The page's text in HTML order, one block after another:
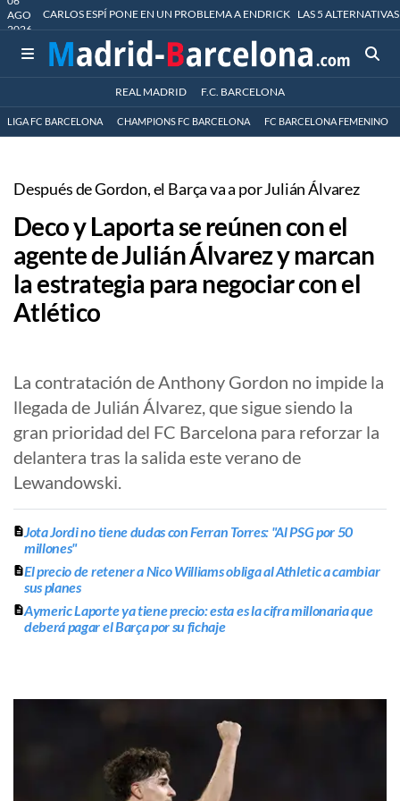
AGO
2026
CARLOS ESPÍ PONE EN UN PROBLEMA A ENDRICK LAS 5
REAL MADRID F.C. BARCELONA
LIGA FC BARCELONA CHAMPIONS FC BARCELONA FC BARCELONA FEMENINO
Después de Gordon, el Barça va a por Julián Álvarez
Deco y Laporta se reúnen con el
agente de Julián Álvarez y marcan
la estrategia para negociar con el
Atlético
La contratación de Anthony Gordon no impide la
llegada de Julián Álvarez, que sigue siendo la
gran prioridad del FC Barcelona para reforzar la
delantera tras la salida este verano de
Lewandowski.
Jota Jordi no tiene dudas con Ferran Torres: "Al PSG por 50
millones"
El precio de retener a Nico Williams obliga al Athletic a cambiar
sus planes
Aymeric Laporte ya tiene precio: esta es la cifra millonaria que
deberá pagar el Barça por su fichaje